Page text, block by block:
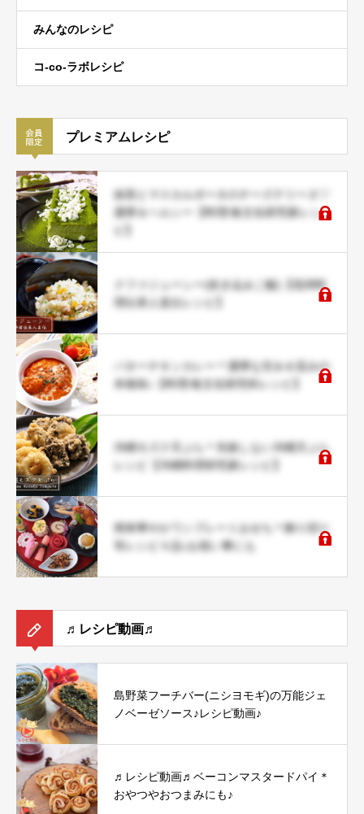
みんなのレシピ
コ-co-ラボレシピ
プレミアムレシピ
抹茶とマスカルポーネのチーズテリーヌ♡
濃厚＆ヘルシー【料理/食文化研究家レシ
クファジューシー(炊き込みご飯)【琉球料
理伝承人直伝レシピ】
バターチキンカレー＊濃厚な甘み＆旨みの
本格味♪【料理/食文化研究科レシピ】
沖縄モズク天ぷら＊失敗しない沖縄天ぷら
レシピ【沖縄料理研究家レシピ】
簡単華やかワンプレートおせち＊飾り切り
等レシピ４品♪お祝い事にも
♬レシピ動画♬
島野菜フーチバー(ニシヨモギ)の万能ジェ
ノベーゼソース♪レシピ動画♪
♬レシピ動画♬ベーコンマスタードパイ＊
おやつやおつまみにも♪